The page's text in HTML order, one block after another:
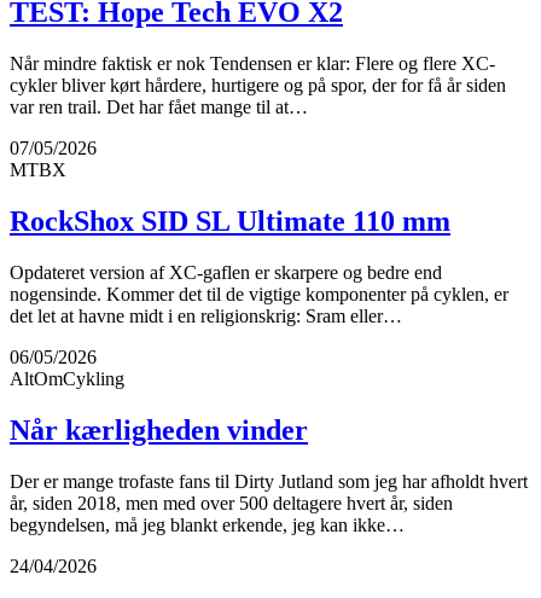
TEST: Hope Tech EVO X2
Når mindre faktisk er nok Tendensen er klar: Flere og flere XC-
cykler bliver kørt hårdere, hurtigere og på spor, der for få år siden
var ren trail. Det har fået mange til at…
07/05/2026
MTBX
RockShox SID SL Ultimate 110 mm
Opdateret version af XC-gaflen er skarpere og bedre end
nogensinde. Kommer det til de vigtige komponenter på cyklen, er
det let at havne midt i en religionskrig: Sram eller…
06/05/2026
AltOmCykling
Når kærligheden vinder
Der er mange trofaste fans til Dirty Jutland som jeg har afholdt hvert
år, siden 2018, men med over 500 deltagere hvert år, siden
begyndelsen, må jeg blankt erkende, jeg kan ikke…
24/04/2026